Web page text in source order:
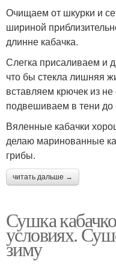
Очищаем от шкурки и
шириной
длинне кабачка.
Слегка присаливаем и
что бы стекла лишняя
вставляем крючек из
подвешиваем в тени
Вяленные кабачки
делаю маринованные
грибы.
читать дальше →
Сушка
условиях.
зиму